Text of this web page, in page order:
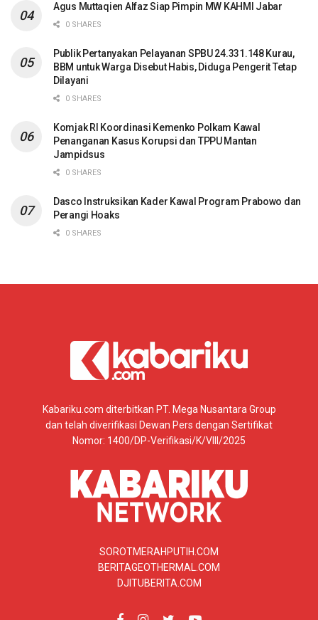
Agus Muttaqien Alfaz Siap Pimpin MW KAHMI Jabar
0 SHARES
Publik Pertanyakan Pelayanan SPBU 24.331.148 Kurau,
BBM untuk Warga Disebut Habis, Diduga Pengerit Tetap
Dilayani
0 SHARES
Komjak RI Koordinasi Kemenko Polkam Kawal
Penanganan Kasus Korupsi dan TPPU Mantan
Jampidsus
0 SHARES
Dasco Instruksikan Kader Kawal Program Prabowo dan
Perangi Hoaks
0 SHARES
Kabariku.com diterbitkan PT. Mega Nusantara Group
dan telah diverifikasi Dewan Pers dengan Sertifikat
Nomor: 1400/DP-Verifikasi/K/VIII/2025
SOROTMERAHPUTIH.COM
BERITAGEOTHERMAL.COM
DJITUBERITA.COM